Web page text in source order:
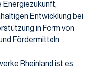
Energiezukunft,
Entwicklung bei
in Form von
Fördermitteln.
Rheinland ist es,